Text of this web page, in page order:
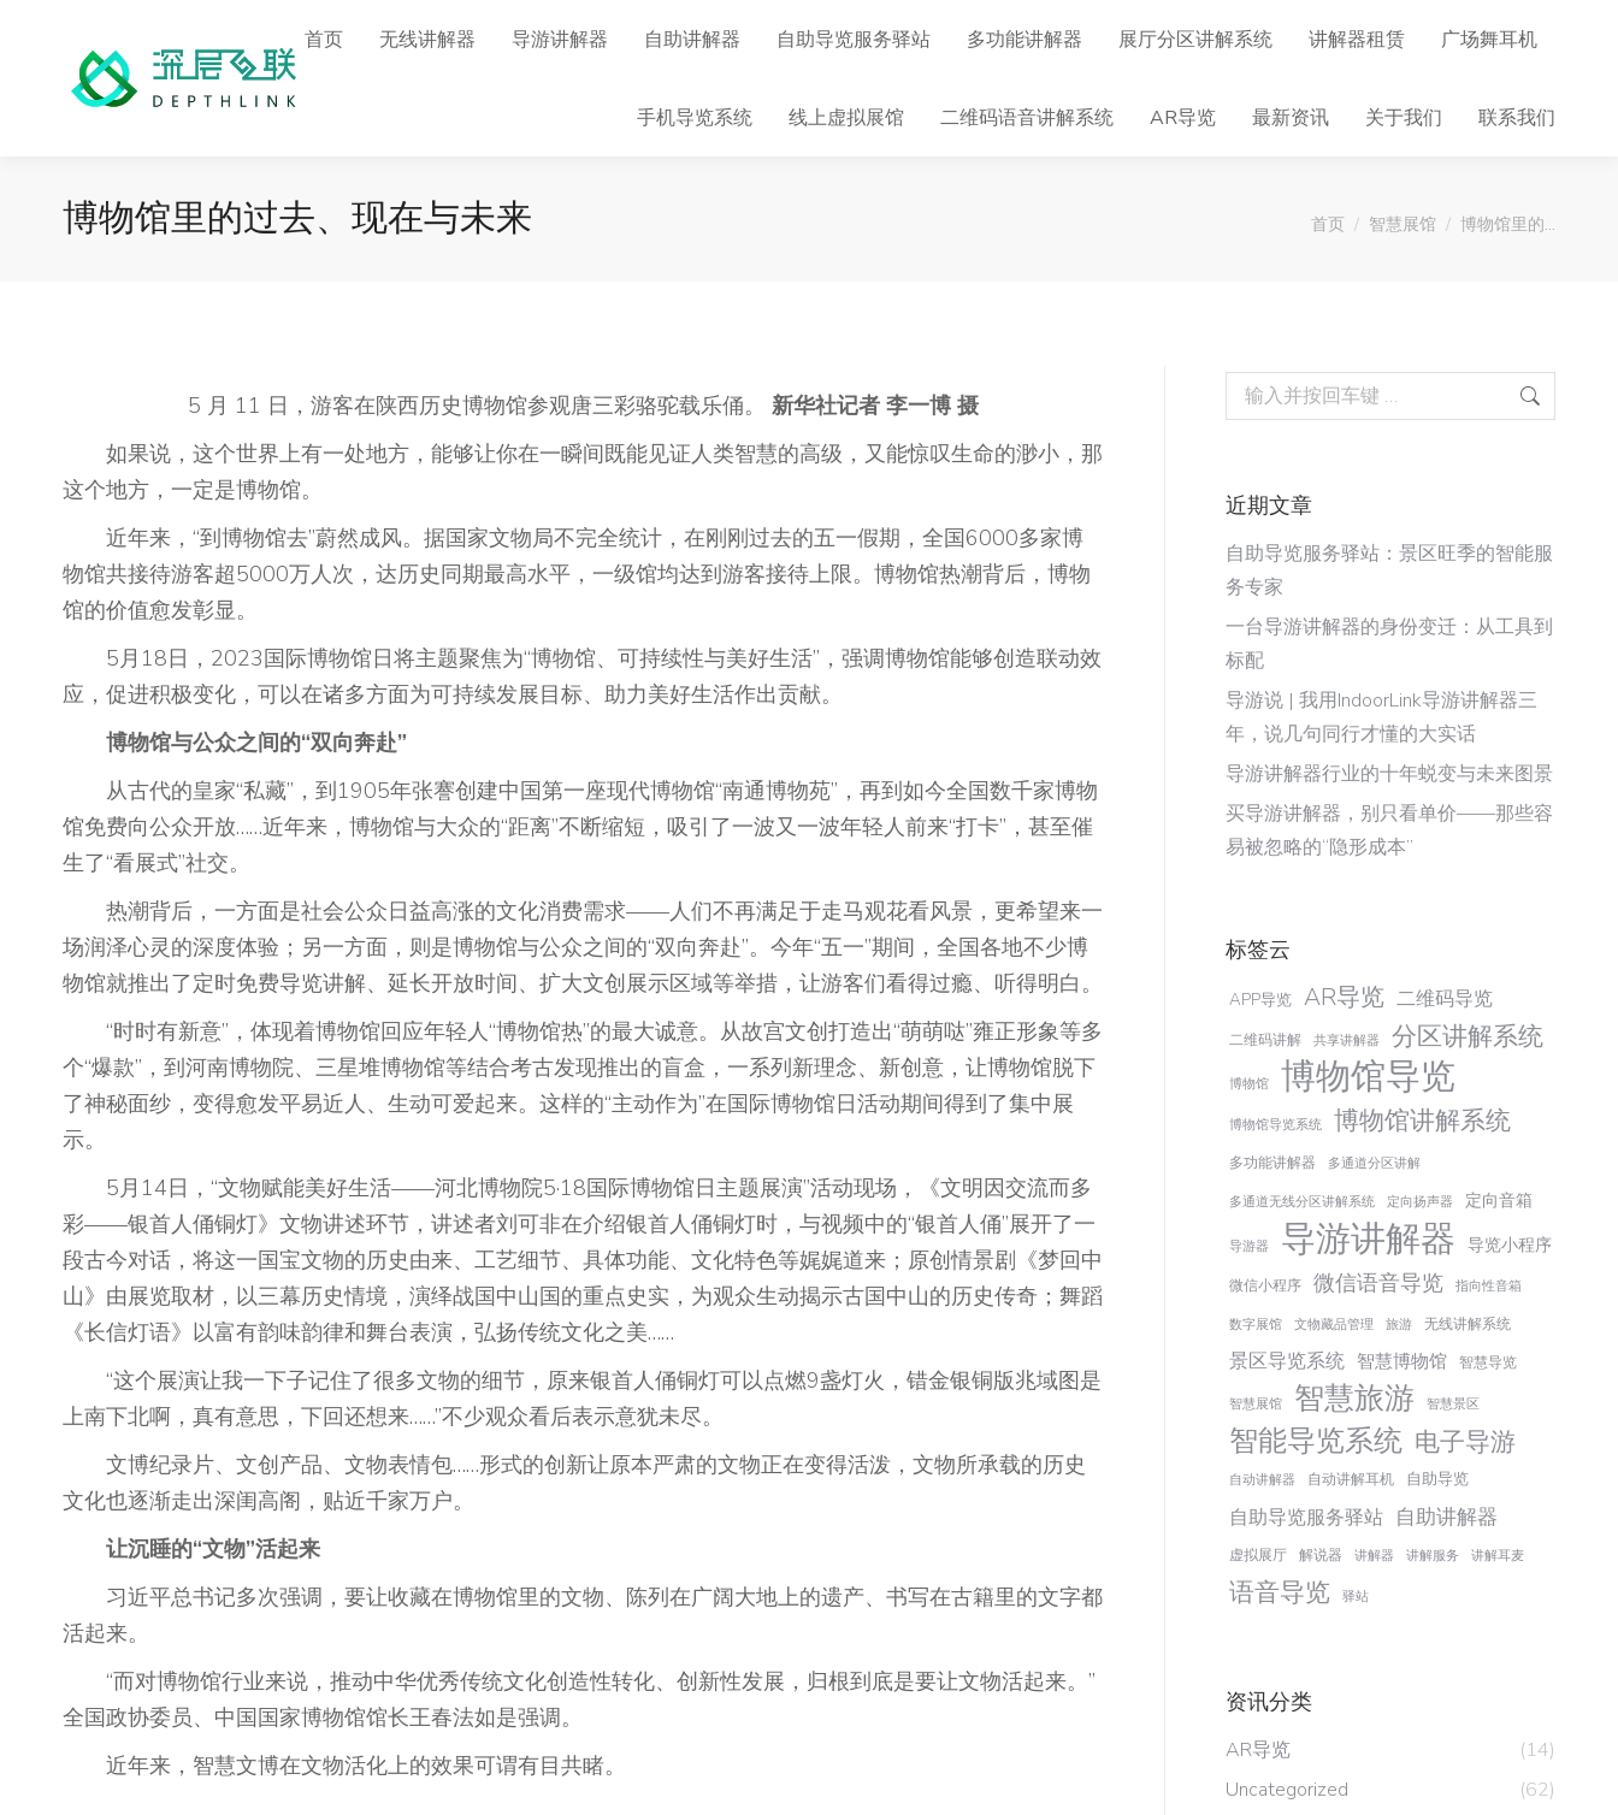
首页 无线讲解器 导游讲解器 自助讲解器 自助导览服务驿站 多功能讲解器 展厅分区讲解系统 讲解器租赁 广场舞耳机
手机导览系统 线上虚拟展馆 二维码语音讲解系统 AR导览 最新资讯 关于我们 联系我们
博物馆里的过去、现在与未来 您在这里：
首页 智慧展馆 博物馆里的…
5 月 11 日，游客在陕西历史博物馆参观唐三彩骆驼载乐俑。
新华社记者 李一博 摄
如果说，这个世界上有一处地方，能够让你在一瞬间既能见证人类智慧的高级，又能惊叹生命的渺小，那
这个地方，一定是博物馆。
近年来，“到博物馆去”蔚然成风。据国家文物局不完全统计，在刚刚过去的五一假期，全国6000多家博
物馆共接待游客超5000万人次，达历史同期最高水平，一级馆均达到游客接待上限。博物馆热潮背后，博物
馆的价值愈发彰显。
5月18日，2023国际博物馆日将主题聚焦为“博物馆、可持续性与美好生活”，强调博物馆能够创造联动效
应，促进积极变化，可以在诸多方面为可持续发展目标、助力美好生活作出贡献。
博物馆与公众之间的“双向奔赴”
从古代的皇家“私藏”，到1905年张謇创建中国第一座现代博物馆“南通博物苑”，再到如今全国数千家博物
馆免费向公众开放……近年来，博物馆与大众的“距离”不断缩短，吸引了一波又一波年轻人前来“打卡”，甚至催
生了“看展式”社交。
热潮背后，一方面是社会公众日益高涨的文化消费需求——人们不再满足于走马观花看风景，更希望来一
场润泽心灵的深度体验；另一方面，则是博物馆与公众之间的“双向奔赴”。今年“五一”期间，全国各地不少博
物馆就推出了定时免费导览讲解、延长开放时间、扩大文创展示区域等举措，让游客们看得过瘾、听得明白。
“时时有新意”，体现着博物馆回应年轻人“博物馆热”的最大诚意。从故宫文创打造出“萌萌哒”雍正形象等多
个“爆款”，到河南博物院、三星堆博物馆等结合考古发现推出的盲盒，一系列新理念、新创意，让博物馆脱下
了神秘面纱，变得愈发平易近人、生动可爱起来。这样的“主动作为”在国际博物馆日活动期间得到了集中展
示。
5月14日，“文物赋能美好生活——河北博物院5·18国际博物馆日主题展演”活动现场，《文明因交流而多
彩——银首人俑铜灯》文物讲述环节，讲述者刘可非在介绍银首人俑铜灯时，与视频中的“银首人俑”展开了一
段古今对话，将这一国宝文物的历史由来、工艺细节、具体功能、文化特色等娓娓道来；原创情景剧《梦回中
山》由展览取材，以三幕历史情境，演绎战国中山国的重点史实，为观众生动揭示古国中山的历史传奇；舞蹈
《长信灯语》以富有韵味韵律和舞台表演，弘扬传统文化之美……
“这个展演让我一下子记住了很多文物的细节，原来银首人俑铜灯可以点燃9盏灯火，错金银铜版兆域图是
上南下北啊，真有意思，下回还想来……”不少观众看后表示意犹未尽。
文博纪录片、文创产品、文物表情包……形式的创新让原本严肃的文物正在变得活泼，文物所承载的历史
文化也逐渐走出深闺高阁，贴近千家万户。
让沉睡的“文物”活起来
习近平总书记多次强调，要让收藏在博物馆里的文物、陈列在广阔大地上的遗产、书写在古籍里的文字都
活起来。
“而对博物馆行业来说，推动中华优秀传统文化创造性转化、创新性发展，归根到底是要让文物活起来。”
全国政协委员、中国国家博物馆馆长王春法如是强调。
近年来，智慧文博在文物活化上的效果可谓有目共睹。
Search:
近期文章
自助导览服务驿站：景区旺季的智能服
务专家
一台导游讲解器的身份变迁：从工具到
标配
导游说 | 我用IndoorLink导游讲解器三
年，说几句同行才懂的大实话
导游讲解器行业的十年蜕变与未来图景
买导游讲解器，别只看单价——那些容
易被忽略的“隐形成本”
标签云
APP导览 AR导览 二维码导览
二维码讲解 共享讲解器 分区讲解系统
博物馆 博物馆导览
博物馆导览系统 博物馆讲解系统
多功能讲解器 多通道分区讲解
多通道无线分区讲解系统 定向扬声器 定向音箱
导游器 导游讲解器 导览小程序
微信小程序 微信语音导览 指向性音箱
数字展馆 文物藏品管理 旅游 无线讲解系统
景区导览系统 智慧博物馆 智慧导览
智慧展馆 智慧旅游 智慧景区
智能导览系统 电子导游
自动讲解器 自动讲解耳机 自助导览
自助导览服务驿站 自助讲解器
虚拟展厅 解说器 讲解器 讲解服务 讲解耳麦
语音导览 驿站
资讯分类
AR导览
(14)
Uncategorized
(62)